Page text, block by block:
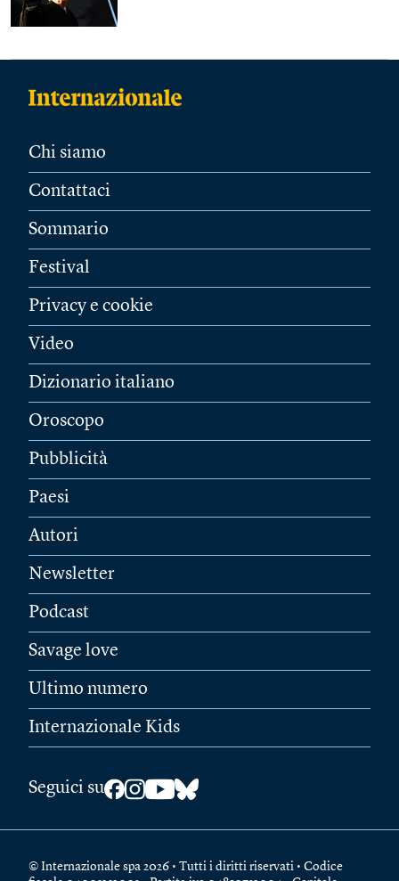
Chi siamo
Contattaci
Sommario
Festival
Privacy e cookie
Video
Dizionario italiano
Oroscopo
Pubblicità
Paesi
Autori
Newsletter
Podcast
Savage love
Ultimo numero
Internazionale Kids
Seguici su
© Internazionale spa 2026 • Tutti i diritti riservati • Codice